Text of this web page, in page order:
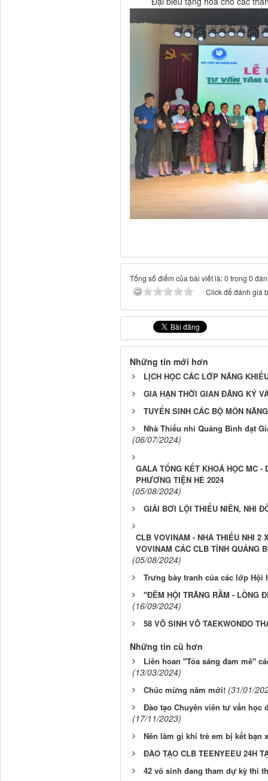
Tổng số điểm của bài viết là: 0 trong 0
Click để đánh giá
Những tin mới hơn
LỊCH HỌC CÁC LỚP NĂNG
GIA HẠN THỜI GIAN ĐĂNG KÝ
TUYỂN SINH CÁC BỘ MÔN
Nhà Thiếu nhi Quảng Bình đạt
(06/07/2024)
GALA TỔNG KẾT KHOÁ HỌC MC -
PHƯƠNG TIỆN HÈ 2024
(05/08/2024)
GIẢI BƠI LỘI THIẾU NIÊN, NHI
CLB VOVINAM - NHÀ THIẾU NHI 2
VOVINAM CÁC CLB TỈNH QUẢNG
(05/08/2024)
Trưng bày tranh của các lớp Hội
"ĐÊM HỘI TRĂNG RẰM - LỒNG
(16/09/2024)
58 VÕ SINH VÕ TAEKWONDO
Những tin cũ hơn
Liên hoan "Tỏa sáng đam mê"
(13/03/2024)
Chúc mừng năm mới! (31/01/
Đào tạo Chuyên viên tư vấn
(17/11/2023)
Nên làm gì khi trẻ em bị kết bạn
ĐÀO TẠO CLB TEENYEEU 24H
42 võ sinh đang tham dự kỳ thi